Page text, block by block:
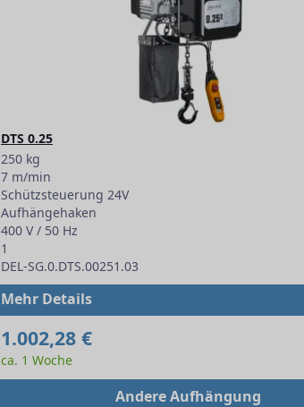
DTS 0.25
250 kg
7 m/min
Schützsteuerung 24V
Aufhängehaken
400 V / 50 Hz
1
DEL-SG.0.DTS.00251.03
Mehr Details
1.002,28 €
ca. 1 Woche
Andere Aufhängung